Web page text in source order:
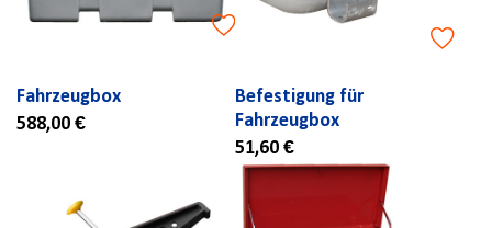
Fahrzeugbox
588,00 €
Befestigung für
Fahrzeugbox
51,60 €